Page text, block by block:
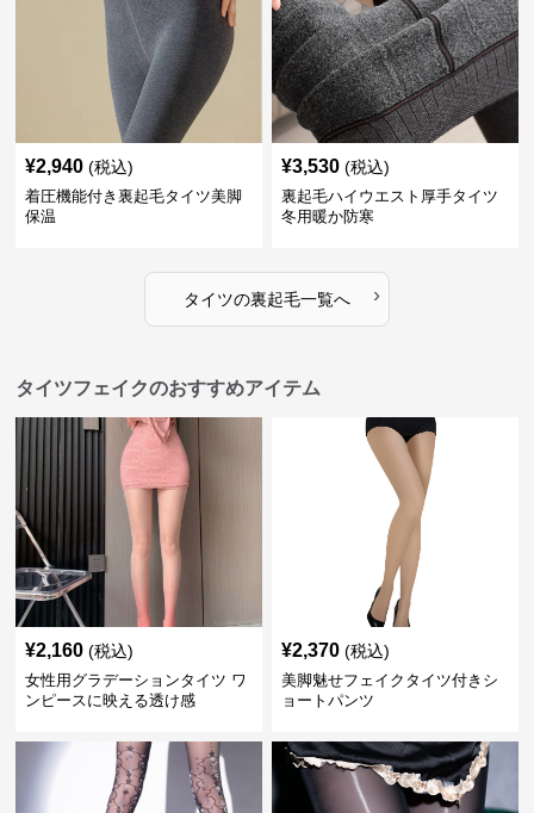
¥2,940 (税込)
着圧機能付き裏起毛タイツ美脚
保温
¥3,530 (税込)
裏起毛ハイウエスト厚手タイツ
冬用暖か防寒
タイツの裏起毛一覧へ ›
タイツフェイクのおすすめアイテム
¥2,160 (税込)
女性用グラデーションタイツ ワ
ンピースに映える透け感
¥2,370 (税込)
美脚魅せフェイクタイツ付きシ
ョートパンツ